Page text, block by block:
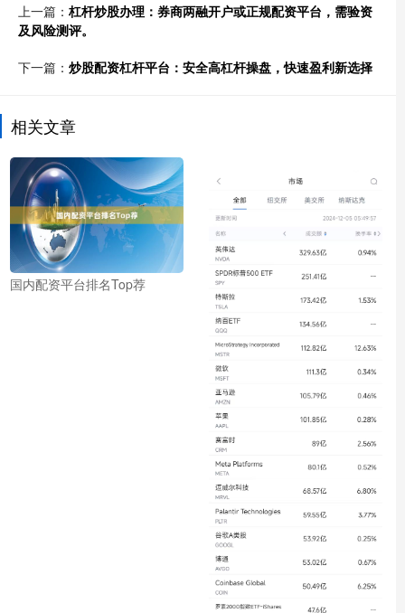
上一篇： 杠杆炒股办理：券商两融开户或正规配资平台，需验资
及风险测评。
下一篇： 炒股配资杠杆平台：安全高杠杆操盘，快速盈利新选择
相关文章
国内配资平台排名Top荐